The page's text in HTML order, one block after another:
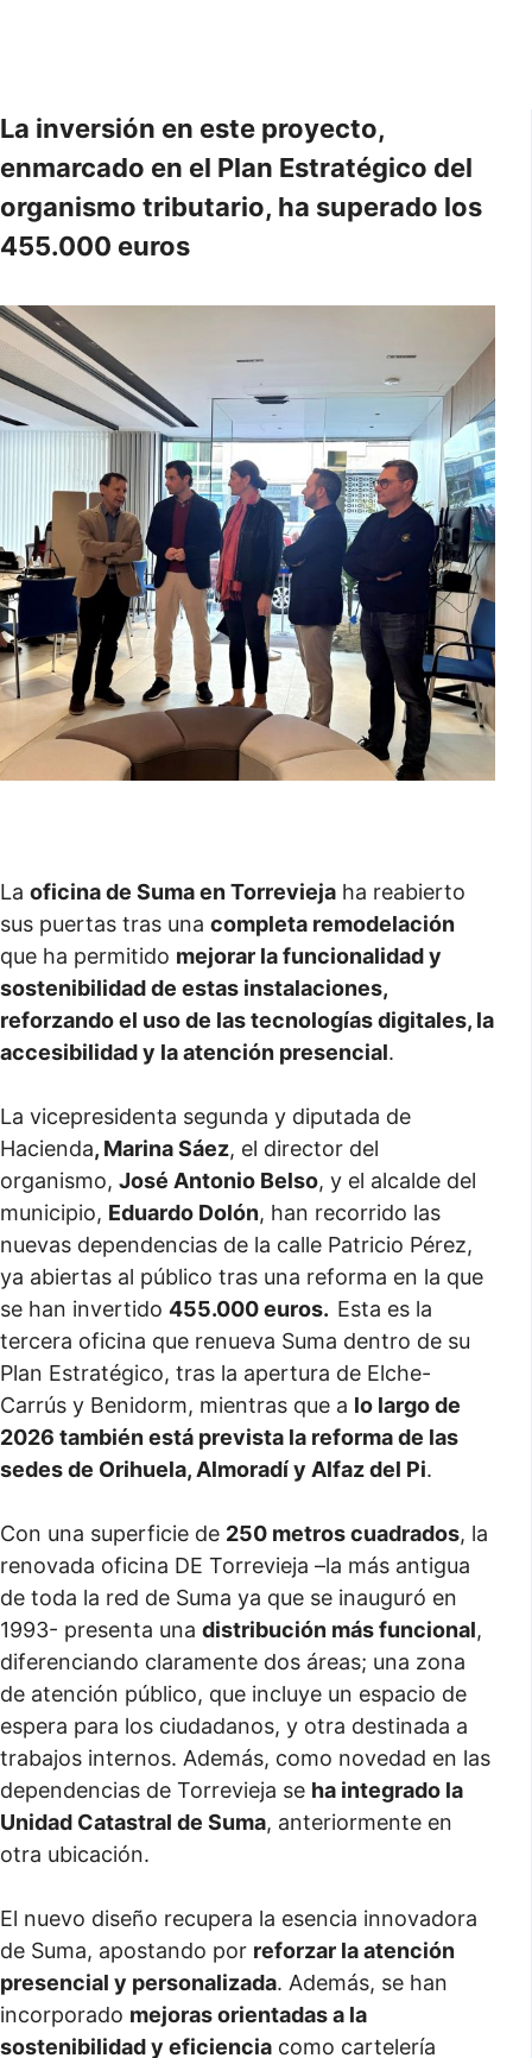
La inversión en este proyecto,
enmarcado en el Plan Estratégico del
organismo tributario, ha superado los
455.000 euros
La oficina de Suma en Torrevieja ha reabierto
sus puertas tras una completa remodelación
que ha permitido mejorar la funcionalidad y
sostenibilidad de estas instalaciones,
reforzando el uso de las tecnologías digitales, la
accesibilidad y la atención presencial.
La vicepresidenta segunda y diputada de
Hacienda, Marina Sáez, el director del
organismo, José Antonio Belso, y el alcalde del
municipio, Eduardo Dolón, han recorrido las
nuevas dependencias de la calle Patricio Pérez,
ya abiertas al público tras una reforma en la que
se han invertido 455.000 euros. Esta es la
tercera oficina que renueva Suma dentro de su
Plan Estratégico, tras la apertura de Elche-
Carrús y Benidorm, mientras que a lo largo de
2026 también está prevista la reforma de las
sedes de Orihuela, Almoradí y Alfaz del Pi.
Con una superficie de 250 metros cuadrados, la
renovada oficina DE Torrevieja –la más antigua
de toda la red de Suma ya que se inauguró en
1993- presenta una distribución más funcional,
diferenciando claramente dos áreas; una zona
de atención público, que incluye un espacio de
espera para los ciudadanos, y otra destinada a
trabajos internos. Además, como novedad en las
dependencias de Torrevieja se ha integrado la
Unidad Catastral de Suma, anteriormente en
otra ubicación.
El nuevo diseño recupera la esencia innovadora
de Suma, apostando por reforzar la atención
presencial y personalizada. Además, se han
incorporado mejoras orientadas a la
sostenibilidad y eficiencia como cartelería